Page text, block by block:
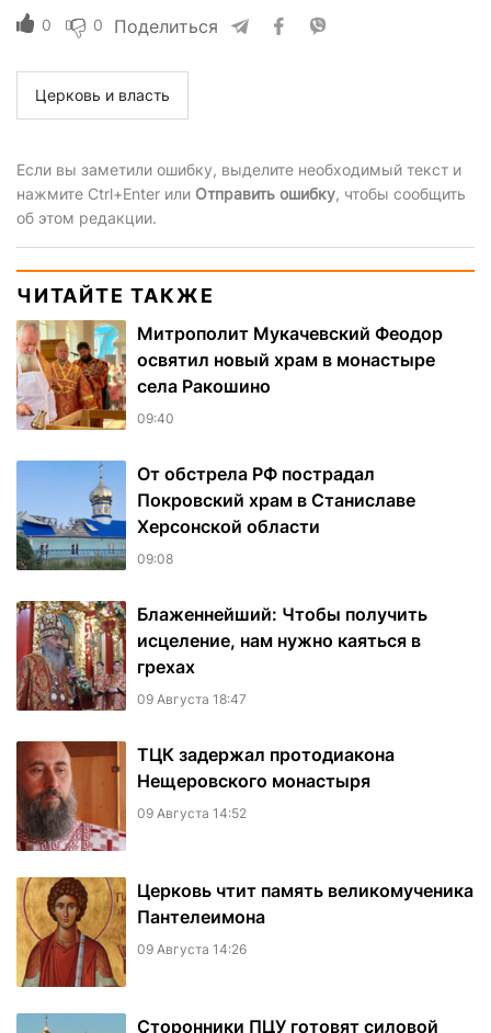
0 0 Поделиться
Церковь и власть
Если вы заметили ошибку, выделите необходимый текст и
нажмите Ctrl+Enter или Отправить ошибку, чтобы сообщить
об этом редакции.
ЧИТАЙТЕ ТАКЖЕ
Митрополит Мукачевский Феодор
освятил новый храм в монастыре
села Ракошино
09:40
От обстрела РФ пострадал
Покровский храм в Станиславе
Херсонской области
09:08
Блаженнейший: Чтобы получить
исцеление, нам нужно каяться в
грехах
09 Августа 18:47
ТЦК задержал протодиакона
Нещеровского монастыря
09 Августа 14:52
Церковь чтит память великомученика
Пантелеимона
09 Августа 14:26
Сторонники ПЦУ готовят силовой